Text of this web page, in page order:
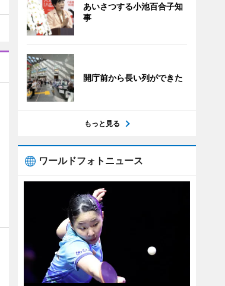
あいさつする小池百合子知
事
開庁前から長い列ができた
もっと見る
ワールドフォトニュース